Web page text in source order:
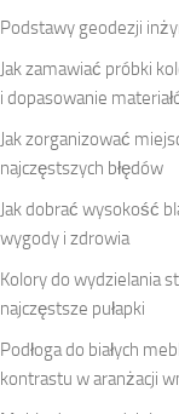
Podstawy geodezji
Jak zamawiać próbki
i dopasowanie
Jak zorganizować
najczęstszych błędów
Jak dobrać wysokość
wygody i zdrowia
Kolory do wydzielania
najczęstsze pułapki
Podłoga do białych
kontrastu w aranżacji